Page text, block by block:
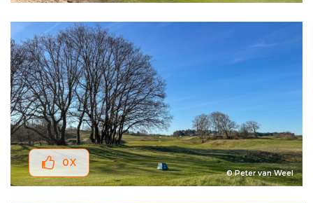
© Peter van Weel
0X